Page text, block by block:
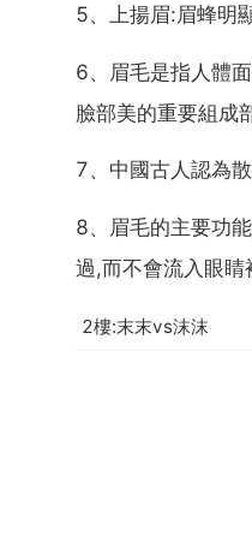
5、上揚眉:眉蜂明
6、眉毛是指人體
臉部美的重要組成
7、中國古人認為
8、眉毛的主要功
過,而不會流入眼睛
2樓:末末vs沫沫